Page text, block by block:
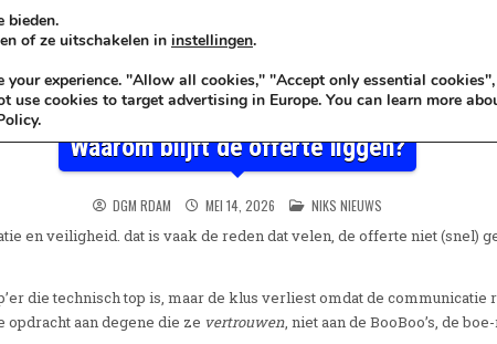
Waarom blijft de offerte liggen?
DGM RDAM MEI 14, 2026 POSTED IN
NIKS NIEUWS
en veiligheid. dat is vaak de reden dat velen, de offerte niet (snel)
die technisch top is, maar de klus verliest omdat de
aan degene die ze vertrouwen, niet aan de BooBoo’s, de
bieden.
of ze uitschakelen in instellingen.
experience. "Allow all cookies," "Accept only essential
use cookies to target advertising in Europe. You can learn more